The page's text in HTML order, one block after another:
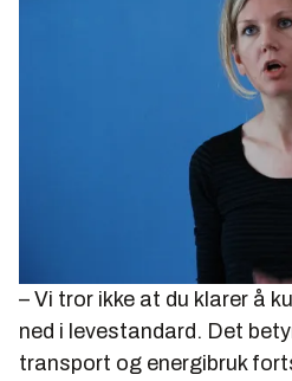
– Vi tror ikke at du klarer å
ned i levestandard. Det
transport og energibruk